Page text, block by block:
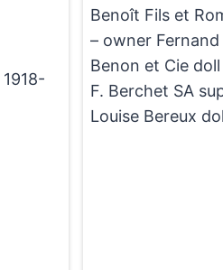
1918-
Benoît Fils et
– owner
Benon et Cie
F. Berchet SA
Louise Bereux